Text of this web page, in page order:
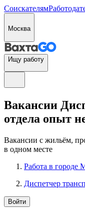
Соискателям
Москва
Ищу работу
Вакансии
отдела опыт
Вакансии с жильём,
в одном месте
Работа в городе
Диспетчер
Войти